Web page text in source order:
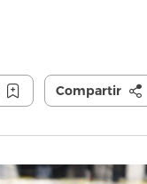
Compartir